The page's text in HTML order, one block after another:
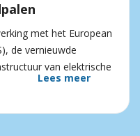
met het European
de vernieuwde
van elektrische
Lees meer